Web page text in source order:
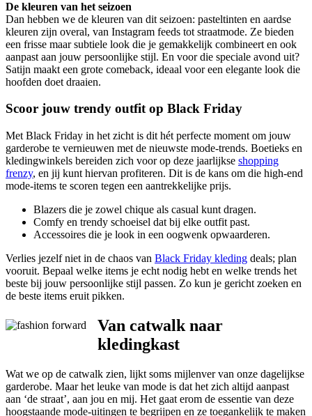
De kleuren van het seizoen
Dan hebben we de kleuren van dit seizoen: pasteltinten en aardse
kleuren zijn overal, van Instagram feeds tot straatmode. Ze bieden
een frisse maar subtiele look die je gemakkelijk combineert en ook
aanpast aan jouw persoonlijke stijl. En voor die speciale avond uit?
Satijn maakt een grote comeback, ideaal voor een elegante look die
hoofden doet draaien.
Scoor jouw trendy outfit op Black Friday
Met Black Friday in het zicht is dit hét perfecte moment om jouw
garderobe te vernieuwen met de nieuwste mode-trends. Boetieks en
kledingwinkels bereiden zich voor op deze jaarlijkse shopping
frenzy, en jij kunt hiervan profiteren. Dit is de kans om die high-end
mode-items te scoren tegen een aantrekkelijke prijs.
Blazers die je zowel chique als casual kunt dragen.
Comfy en trendy schoeisel dat bij elke outfit past.
Accessoires die je look in een oogwenk opwaarderen.
Verlies jezelf niet in de chaos van Black Friday kleding deals; plan
vooruit. Bepaal welke items je echt nodig hebt en welke trends het
beste bij jouw persoonlijke stijl passen. Zo kun je gericht zoeken en
de beste items eruit pikken.
Van catwalk naar
kledingkast
Wat we op de catwalk zien, lijkt soms mijlenver van onze dagelijkse
garderobe. Maar het leuke van mode is dat het zich altijd aanpast
aan ‘de straat’, aan jou en mij. Het gaat erom de essentie van deze
hoogstaande mode-uitingen te begrijpen en ze toegankelijk te maken